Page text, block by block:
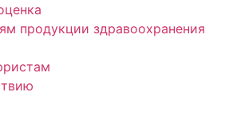
продукции здравоохранения